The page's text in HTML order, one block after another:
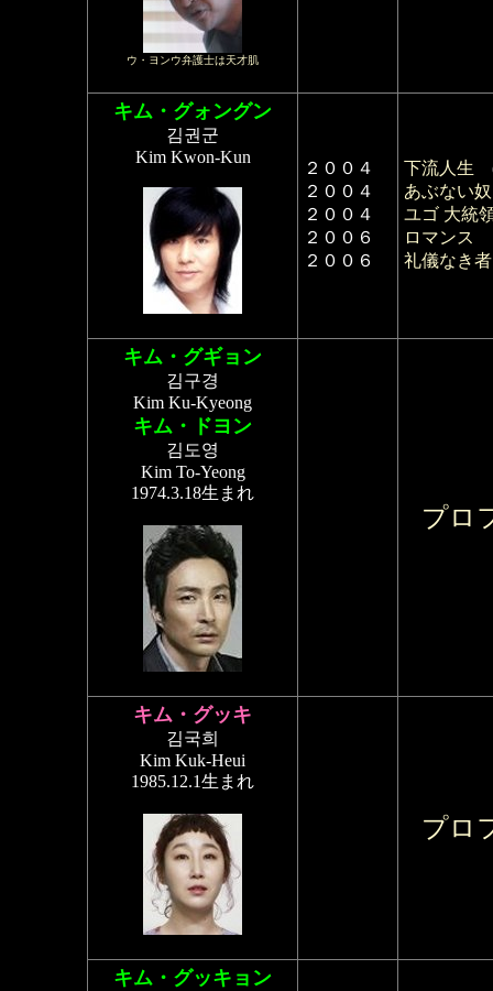
ウ・ヨンウ弁護士は天才肌
キム・グォングン
김권군
Kim Kwon-Kun
２００４
２００４
２００４
２００６
２００６
下流人生
あぶない
ユゴ 大統
ロマンス
礼儀なき
キム・グギョン
김구경
Kim Ku-Kyeong
キム・ドヨン
김도영
Kim To-Yeong
1974.3.18生まれ
プロ
キム・グッキ
김국희
Kim Kuk-Heui
1985.12.1生まれ
プロ
キム・グッキョン